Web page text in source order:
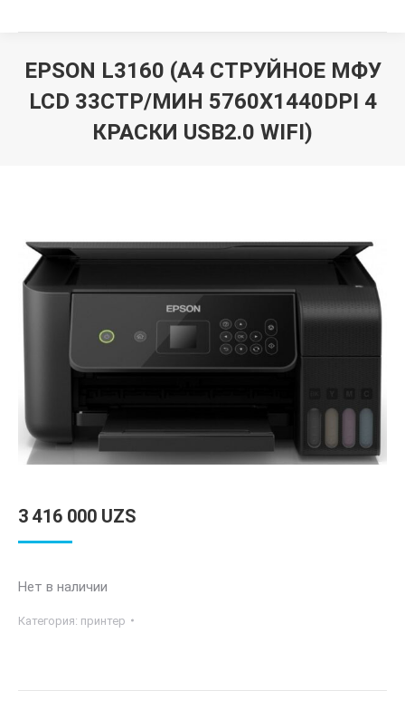
EPSON L3160 (A4 СТРУЙНОЕ МФУ
LCD 33СТР/МИН 5760X1440DPI 4
КРАСКИ USB2.0 WIFI)
3 416 000 UZS
Нет в наличии
Категория: принтер